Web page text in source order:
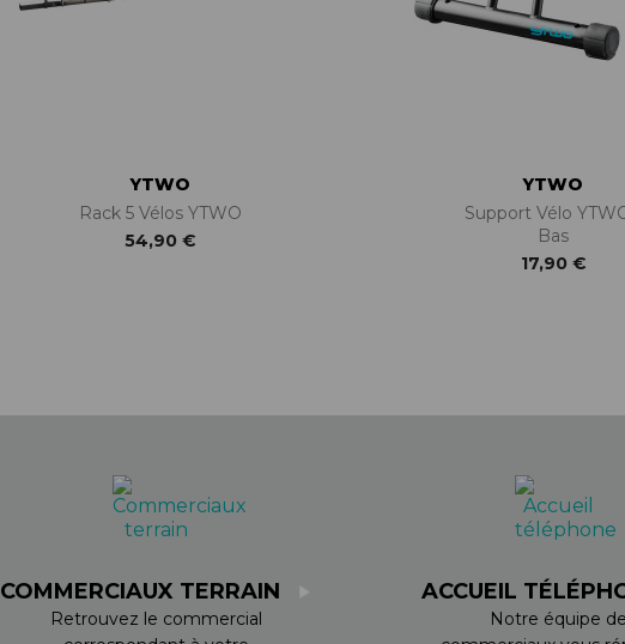
YTWO
Rack 5 Vélos YTWO
54,90 €
YTWO
Support Vélo
Bas
17,90 €
COMMERCIAUX TERRAIN
Retrouvez le commercial
ACCUEIL
Notre équipe